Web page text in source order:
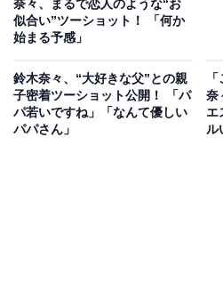
奈々、まるで恋人のような“お
似合い”ツーショット！ 「何か
始まる予感」
鈴木奈々、“大好きな父”との親
子密着ツーショット公開！ 「パ
パ若いですね」「なんて優しい
パパさん」
奈
エ
ル